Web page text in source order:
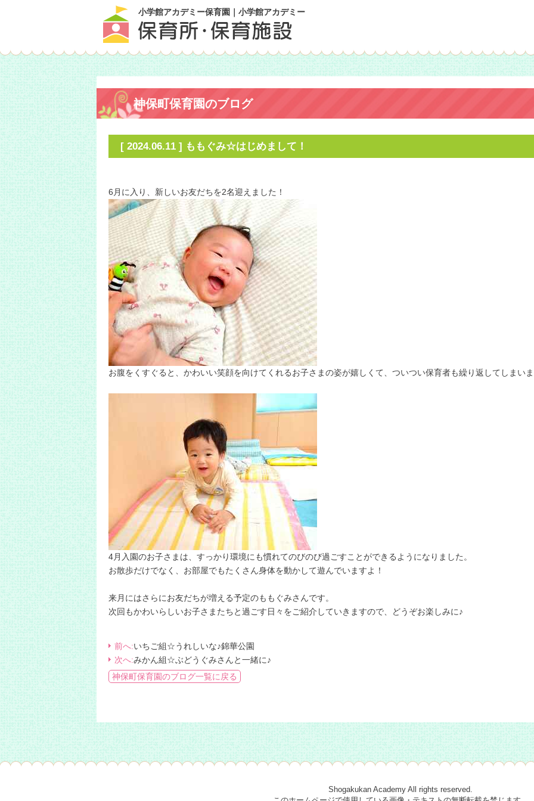
小学館アカデミー保育園｜小学館アカデミー
神保町保育園のブログ
[ 2024.06.11 ] ももぐみ☆はじめまして！
6月に入り、新しいお友だちを2名迎えました！
お腹をくすぐると、かわいい笑顔を向けてくれるお子さまの姿が嬉しくて、ついつい保育者も繰り返してしまい
4月入園のお子さまは、すっかり環境にも慣れてのびのび過ごすことができるようになりました。
お散歩だけでなく、お部屋でもたくさん身体を動かして遊んでいますよ！
来月にはさらにお友だちが増える予定のももぐみさんです。
次回もかわいらしいお子さまたちと過ごす日々をご紹介していきますので、どうぞお楽しみに♪
前へ:いちご組☆うれしいな♪錦華公園
次へ:みかん組☆ぶどうぐみさんと一緒に♪
神保町保育園のブログ一覧に戻る
Shogakukan Academy All rights reserved.